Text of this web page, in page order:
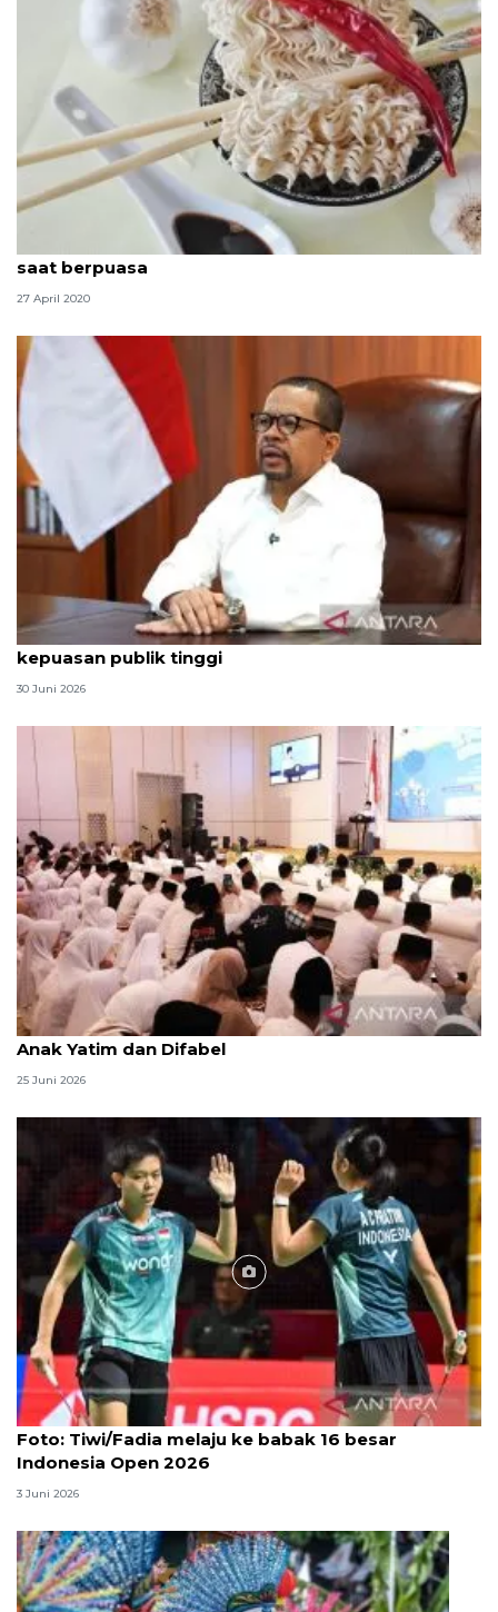
Hindari makanan ini jika sembelit dan merasa lesu
saat berpuasa
27 April 2020
Qodari: Pemerintah tak puas diri meski tingkat
kepuasan publik tinggi
30 Juni 2026
Menag jadikan setiap 10 Muharam sebagai Lebaran
Anak Yatim dan Difabel
25 Juni 2026
Foto
Foto: Tiwi/Fadia melaju ke babak 16 besar
Indonesia Open 2026
3 Juni 2026